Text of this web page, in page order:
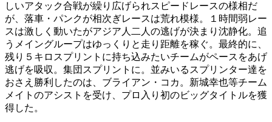
しいアタック合戦が繰り広げられスピードレースの様相だ
が、落車・パンクが相次ぎレースは荒れ模様。１時間弱レー
スは激しく動いたがアジア人二人の逃げが決まり沈静化。追
うメイングループはゆっくりと走り距離を稼ぐ。最終的に、
残り５キロスプリントに持ち込みたいチームがペースをあげ
逃げを吸収。集団スプリントに。並みいるスプリンター達を
おさえ勝利したのは、ブライアン・コカ。新城幸也等チーム
メイトのアシストを受け、プロ入り初のビッグタイトルを獲
得した。